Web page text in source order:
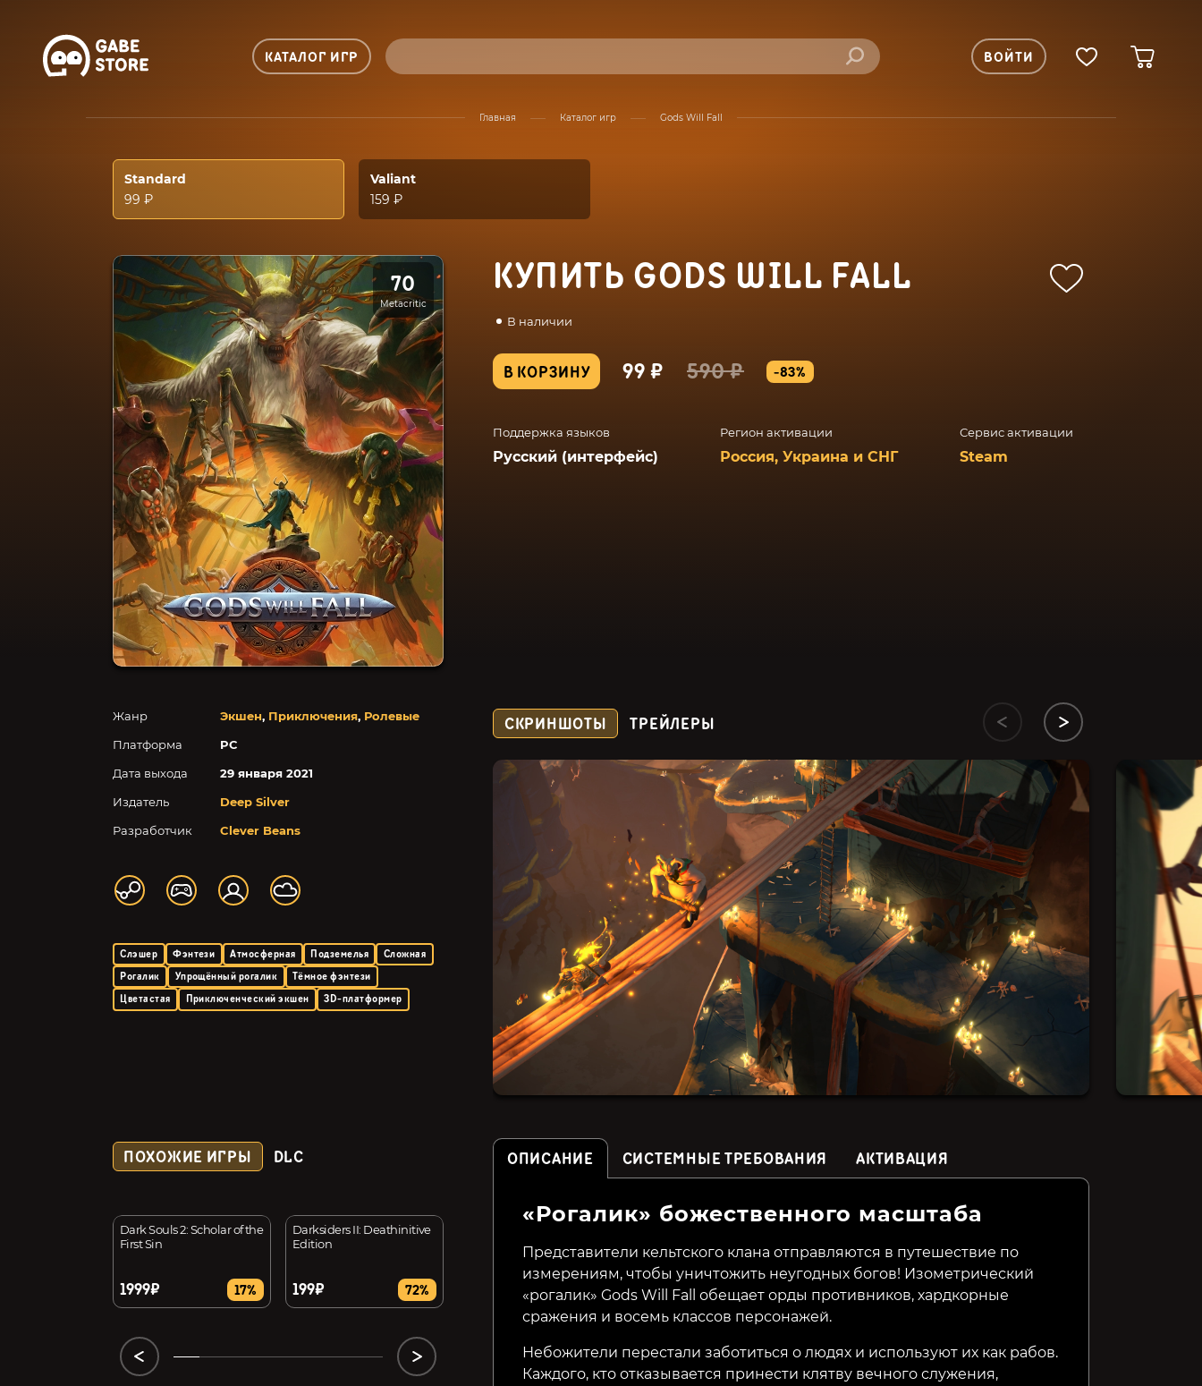
КАТАЛОГ ИГР ВОЙТИ
Главная Каталог игр Gods Will Fall
Standard
99 ₽
Valiant
159 ₽
70
Metacritic
КУПИТЬ GODS WILL FALL
В наличии
В КОРЗИНУ 99 ₽ 590 ₽ -83%
Поддержка языков
Русский (интерфейс)
Регион активации
Россия, Украина и СНГ
Сервис активации
Steam
Жанр Экшен, Приключения, Ролевые
Платформа
PC
Дата выхода
29 января 2021
Издатель
Deep Silver
Разработчик
Clever Beans
Слэшер Фэнтези Атмосферная Подземелья
Сложная
Рогалик
Упрощённый рогалик
Тёмное фэнтези
Цветастая
Приключенческий экшен 3D-платформер
СКРИНШОТЫ ТРЕЙЛЕРЫ
ПОХОЖИЕ ИГРЫ DLC
Dark Souls 2: Scholar of the
First Sin
1999₽ 17%
Darksiders II: Deathinitive
Edition
199₽ 72% 73% 1299₽ 474₽ 32% 549₽
ОПИСАНИЕ СИСТЕМНЫЕ ТРЕБОВАНИЯ АКТИВАЦИЯ
«Рогалик» божественного масштаба
Представители кельтского клана отправляются в путешествие по
измерениям, чтобы уничтожить неугодных богов! Изометрический
«рогалик» Gods Will Fall обещает орды противников, хардкорные
сражения и восемь классов персонажей.
Небожители перестали заботиться о людях и используют их как рабов.
Каждого, кто отказывается принести клятву вечного служения,